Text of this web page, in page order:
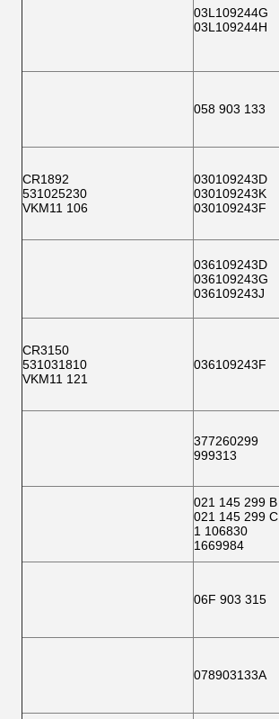
03L109244G
03L109244H
058 903 133
CR1892
531025230
VKM11 106
030109243D
030109243K
030109243F
036109243D
036109243G
036109243J
CR3150
531031810
VKM11 121
036109243F
377260299
999313
021 145 299 B
021 145 299 C
1 106830
1669984
06F 903 315
078903133A